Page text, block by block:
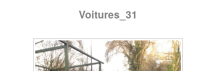
Voitures_31